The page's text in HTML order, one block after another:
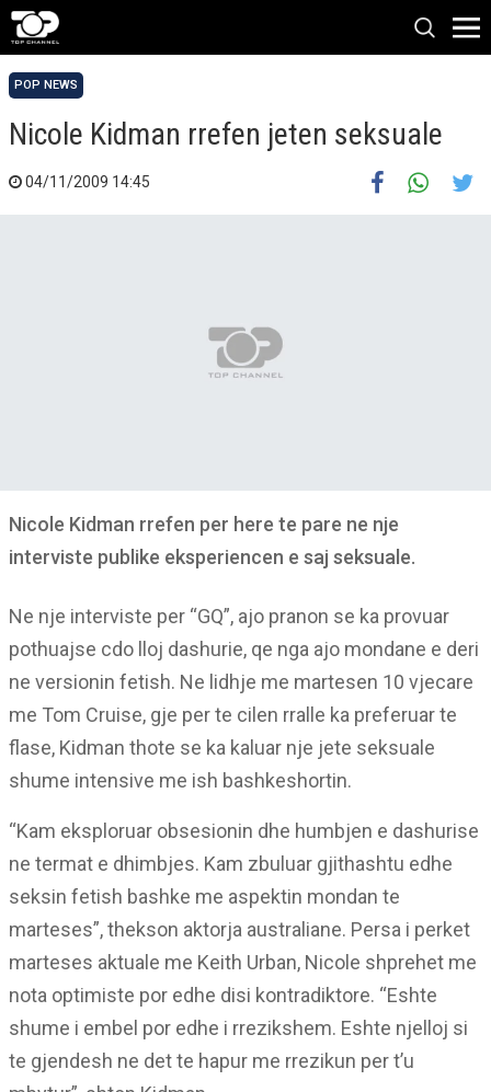
POP NEWS
Nicole Kidman rrefen jeten seksuale
04/11/2009 14:45
Nicole Kidman rrefen per here te pare ne nje
interviste publike eksperiencen e saj seksuale.
Ne nje interviste per “GQ”, ajo pranon se ka provuar
pothuajse cdo lloj dashurie, qe nga ajo mondane e deri
ne versionin fetish. Ne lidhje me martesen 10 vjecare
me Tom Cruise, gje per te cilen rralle ka preferuar te
flase, Kidman thote se ka kaluar nje jete seksuale
shume intensive me ish bashkeshortin.
“Kam eksploruar obsesionin dhe humbjen e dashurise
ne termat e dhimbjes. Kam zbuluar gjithashtu edhe
seksin fetish bashke me aspektin mondan te
marteses”, thekson aktorja australiane. Persa i perket
marteses aktuale me Keith Urban, Nicole shprehet me
nota optimiste por edhe disi kontradiktore. “Eshte
shume i embel por edhe i rrezikshem. Eshte njelloj si
te gjendesh ne det te hapur me rrezikun per t’u